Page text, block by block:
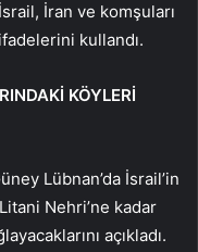
İran ve komşuları
kullandı.
KÖYLERİ
Lübnan’da İsrail’in
Nehri’ne kadar
açıkladı.